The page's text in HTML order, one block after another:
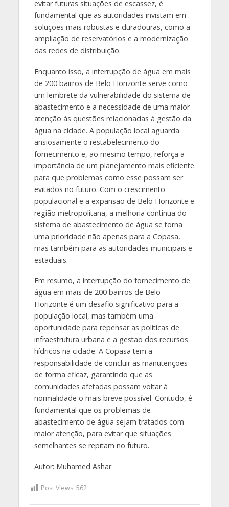
evitar futuras situações de escassez, é
fundamental que as autoridades invistam em
soluções mais robustas e duradouras, como a
ampliação de reservatórios e a modernização
das redes de distribuição.
Enquanto isso, a interrupção de água em mais
de 200 bairros de Belo Horizonte serve como
um lembrete da vulnerabilidade do sistema de
abastecimento e a necessidade de uma maior
atenção às questões relacionadas à gestão da
água na cidade. A população local aguarda
ansiosamente o restabelecimento do
fornecimento e, ao mesmo tempo, reforça a
importância de um planejamento mais eficiente
para que problemas como esse possam ser
evitados no futuro. Com o crescimento
populacional e a expansão de Belo Horizonte e
região metropolitana, a melhoria contínua do
sistema de abastecimento de água se torna
uma prioridade não apenas para a Copasa,
mas também para as autoridades municipais e
estaduais.
Em resumo, a interrupção do fornecimento de
água em mais de 200 bairros de Belo
Horizonte é um desafio significativo para a
população local, mas também uma
oportunidade para repensar as políticas de
infraestrutura urbana e a gestão dos recursos
hídricos na cidade. A Copasa tem a
responsabilidade de concluir as manutenções
de forma eficaz, garantindo que as
comunidades afetadas possam voltar à
normalidade o mais breve possível. Contudo, é
fundamental que os problemas de
abastecimento de água sejam tratados com
maior atenção, para evitar que situações
semelhantes se repitam no futuro.
Autor: Muhamed Ashar
Post Views: 562